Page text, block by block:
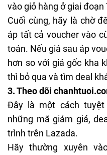
vào giỏ hàng ở giai
Cuối cùng, hãy là chờ
áp tất cả voucher vào
toán. Nếu giá sau áp
hơn so với giá gốc kha
thì bỏ qua và tìm deal
3. Theo dõi
Đây là một cách
những mã giảm giá,
trình trên Lazada.
Hãy thường xuyên